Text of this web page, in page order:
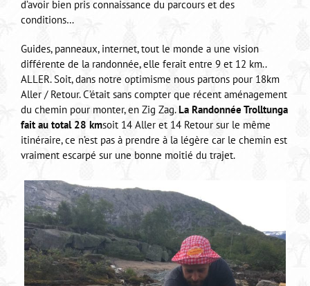
d’avoir bien pris connaissance du parcours et des
conditions…
Guides, panneaux, internet, tout le monde a une vision
différente de la randonnée, elle ferait entre 9 et 12 km..
ALLER. Soit, dans notre optimisme nous partons pour 18km
Aller / Retour. C’était sans compter que récent aménagement
du chemin pour monter, en Zig Zag.La Randonnée Trolltunga
fait au total 28 kmsoit 14 Aller et 14 Retour sur le même
itinéraire, ce n’est pas à prendre à la légère car le chemin est
vraiment escarpé sur une bonne moitié du trajet.